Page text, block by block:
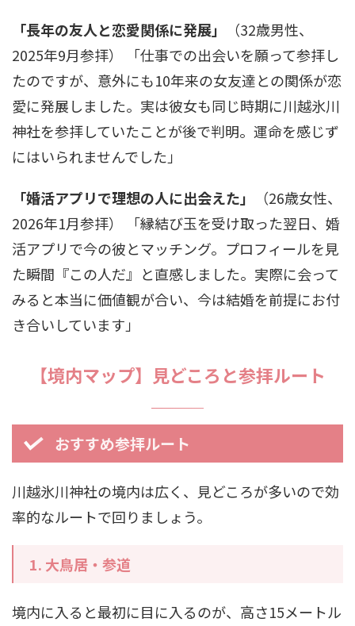
「長年の友人と恋愛関係に発展」
（32歳男性、
2025年9月参拝） 「仕事での出会いを願って参拝し
たのですが、意外にも10年来の女友達との関係が恋
愛に発展しました。実は彼女も同じ時期に川越氷川
神社を参拝していたことが後で判明。運命を感じず
にはいられませんでした」
「婚活アプリで理想の人に出会えた」
（26歳女性、
2026年1月参拝） 「縁結び玉を受け取った翌日、婚
活アプリで今の彼とマッチング。プロフィールを見
た瞬間『この人だ』と直感しました。実際に会って
みると本当に価値観が合い、今は結婚を前提にお付
き合いしています」
【境内マップ】見どころと参拝ルート
おすすめ参拝ルート
川越氷川神社の境内は広く、見どころが多いので効
率的なルートで回りましょう。
1. 大鳥居・参道
境内に入ると最初に目に入るのが、高さ15メートル